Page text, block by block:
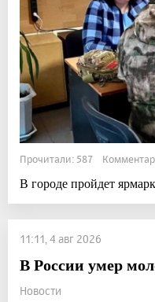
Прочитали: 587
В городе пройдет
11:11, 4 авг 2026
В России умер
Новости